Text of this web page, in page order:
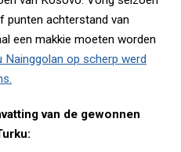
punten achterstand van
een makkie moeten worden
Nainggolan op scherp werd
van de gewonnen